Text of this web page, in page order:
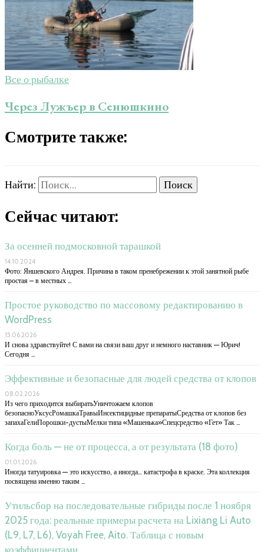
Все о рыбалке
Через Лужъер в Сенюшкино
Смотрите также:
Найти:
Сейчас читают:
За осенней подмосковной тарашкой
14.10.2024
Фото: Яншевского Андрея. Причина в таком пренебрежении к этой занятной рыбе
простая – в местных …
Простое руководство по массовому редактированию в
WordPress
15.06.2026
И снова здравствуйте! С вами на связи ваш друг и немного наставник — Юрич!
Сегодня …
Эффективные и безопасные для людей средства от клопов
08.02.2026
Из чего приходится выбиратьУничтожаем клопов
безопасноУксусРомашкаТравыИнсектицидные препаратыСредства от клопов без
запахаГелиПорошки-дустыМелки типа «Машенька»Спецсредство «Гет» Так …
Когда боль — не от процесса, а от результата (18 фото)
01.01.2026
Иногда татуировка — это искусство, а иногда… катастрофа в краске. Эта коллекция
посвящена именно таким …
Утильсбор на последовательные гибриды после 1 ноября
2025 года: реальные примеры расчета на Lixiang Li Auto
(L9, L7, L6), Voyah Free, Aito. Таблица с новым